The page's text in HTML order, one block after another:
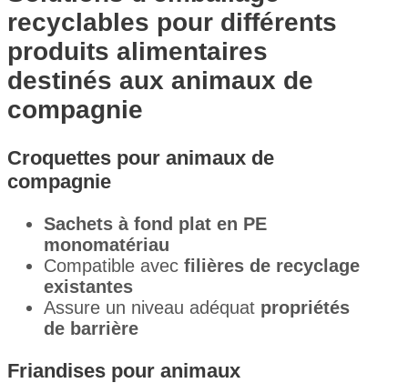
recyclables pour différents
produits alimentaires
destinés aux animaux de
compagnie
Croquettes pour animaux de
compagnie
Sachets à fond plat en PE
monomatériau
Compatible avec filières de recyclage
existantes
Assure un niveau adéquat propriétés
de barrière
Friandises pour animaux